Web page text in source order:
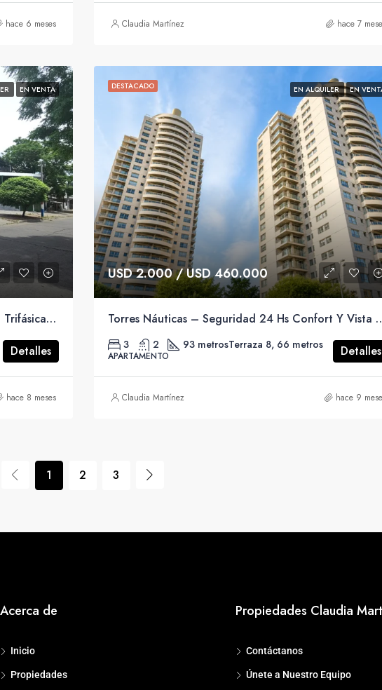
hace 6 meses Claudia Martínez hace 7
EN VENTA
Importante Local En Esquina Doble Acceso, Trifásica Y Sin Columnas.
Detalles
hace 8 meses
DESTACADO EN ALQUILER EN
USD 2.000 / USD 460.000
Torres Náuticas –
3 2 93 metrosTerraza 8, 66 metros
APARTAMENTO Detalles
Claudia Martínez hace 9
1 2 3
Acerca de
Inicio
Propiedades
Propiedades Claudia
Contáctanos
Únete a Nuestro Equipo